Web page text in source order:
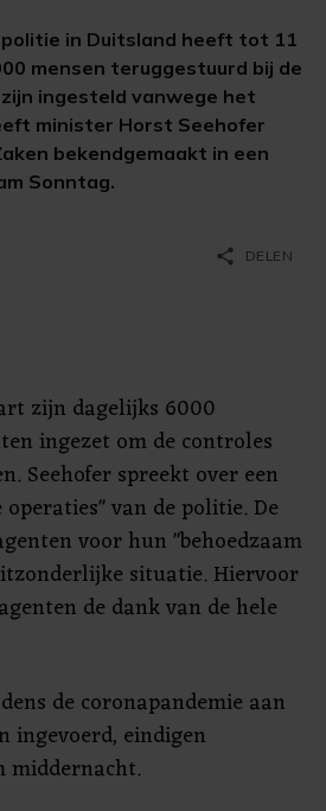
politie in Duitsland heeft tot 11
mensen teruggestuurd bij de
ingesteld vanwege het
minister Horst Seehofer
bekendgemaakt in een
Sonntag.
share DELEN
zijn dagelijks 6000
ingezet om de controles
Seehofer spreekt over een
van de politie. De
voor hun "behoedzaam
situatie. Hiervoor
de dank van de hele
de coronapandemie aan
ingevoerd, eindigen
middernacht.